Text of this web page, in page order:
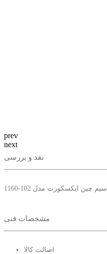
prev
next
نقد و بررسی
سیم چین ایکسکورت مدل 102-1160
مشخصات فنی
اصالت کالا